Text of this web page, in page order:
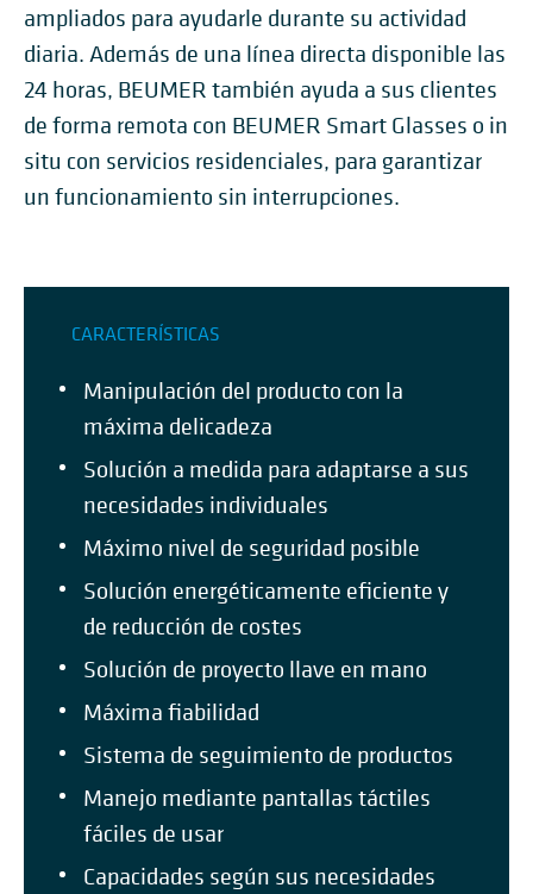
ampliados para ayudarle durante su actividad
diaria. Además de una línea directa disponible las
24 horas, BEUMER también ayuda a sus clientes
de forma remota con BEUMER Smart Glasses o in
situ con servicios residenciales, para garantizar
un funcionamiento sin interrupciones.
CARACTERÍSTICAS
Manipulación del producto con la
máxima delicadeza
Solución a medida para adaptarse a sus
necesidades individuales
Máximo nivel de seguridad posible
Solución energéticamente eficiente y
de reducción de costes
Solución de proyecto llave en mano
Máxima fiabilidad
Sistema de seguimiento de productos
Manejo mediante pantallas táctiles
fáciles de usar
Capacidades según sus necesidades